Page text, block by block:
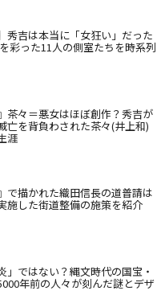
秀吉は本当に「女狂い」だった
彩った11人の側室たちを時系列
茶々＝悪女はほぼ創作？秀吉が
亡を背負わされた茶々(井上和)
涯
で描かれた織田信長の道普請は
施した街道整備の施策を紹介
」ではない？縄文時代の国宝・
年前の人々が刻んだ謎とデザ